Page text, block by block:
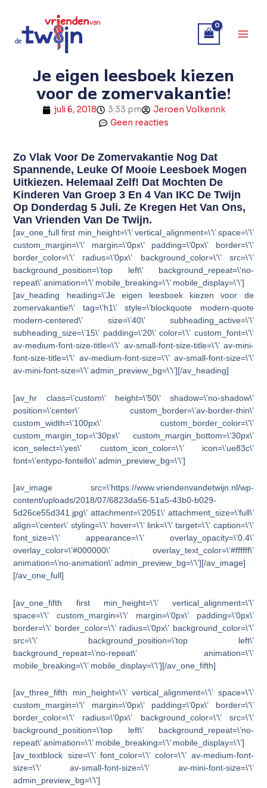
inhoud
Je eigen leesboek kiezen
voor de zomervakantie!
juli 6, 2018 3:33 pm
Jeroen Volkerink
Geen reacties
Zo Vlak Voor De Zomervakantie Nog Dat
Spannende, Leuke Of Mooie Leesboek Mogen
Uitkiezen. Helemaal Zelf! Dat Mochten De
Kinderen Van Groep 3 En 4 Van IKC De Twijn
Op Donderdag 5 Juli. Ze Kregen Het Van Ons,
Van Vrienden Van De Twijn.
[av_one_full first min_height=\’\’ vertical_alignment=\’\’ space=\’\’
custom_margin=\’\’ margin=\’0px\’ padding=\’0px\’ border=\’\’
border_color=\’\’ radius=\’0px\’ background_color=\’\’ src=\’\’
background_position=\’top left\’ background_repeat=\’no-
repeat\’ animation=\’\’ mobile_breaking=\’\’ mobile_display=\’\’]
[av_heading heading=\’Je eigen leesboek kiezen voor de
zomervakantie!\’ tag=\’h1\’ style=\’blockquote modern-quote
modern-centered\’ size=\’40\’ subheading_active=\’\’
subheading_size=\’15\’ padding=\’20\’ color=\’\’ custom_font=\’\’
av-medium-font-size-title=\’\’ av-small-font-size-title=\’\’ av-mini-
font-size-title=\’\’ av-medium-font-size=\’\’ av-small-font-size=\’\’
av-mini-font-size=\’\’ admin_preview_bg=\’\’][/av_heading]
[av_hr class=\’custom\’ height=\’50\’ shadow=\’no-shadow\’
position=\’center\’ custom_border=\’av-border-thin\’
custom_width=\’100px\’ custom_border_color=\’\’
custom_margin_top=\’30px\’ custom_margin_bottom=\’30px\’
icon_select=\’yes\’ custom_icon_color=\’\’ icon=\’ue83c\’
font=\’entypo-fontello\’ admin_preview_bg=\’\’]
[av_image src=\’https://www.vriendenvandetwijn.nl/wp-
content/uploads/2018/07/6823da56-51a5-43b0-b029-
5d26ce55d341.jpg\’ attachment=\’2051\’ attachment_size=\’full\’
align=\’center\’ styling=\’\’ hover=\’\’ link=\’\’ target=\’\’ caption=\’\’
font_size=\’\’ appearance=\’\’ overlay_opacity=\’0.4\’
overlay_color=\’#000000\’ overlay_text_color=\’#ffffff\’
animation=\’no-animation\’ admin_preview_bg=\’\’][/av_image]
[/av_one_full]
[av_one_fifth first min_height=\’\’ vertical_alignment=\’\’
space=\’\’ custom_margin=\’\’ margin=\’0px\’ padding=\’0px\’
border=\’\’ border_color=\’\’ radius=\’0px\’ background_color=\’\’
src=\’\’ background_position=\’top left\’
background_repeat=\’no-repeat\’ animation=\’\’
mobile_breaking=\’\’ mobile_display=\’\’][/av_one_fifth]
[av_three_fifth min_height=\’\’ vertical_alignment=\’\’ space=\’\’
custom_margin=\’\’ margin=\’0px\’ padding=\’0px\’ border=\’\’
border_color=\’\’ radius=\’0px\’ background_color=\’\’ src=\’\’
background_position=\’top left\’ background_repeat=\’no-
repeat\’ animation=\’\’ mobile_breaking=\’\’ mobile_display=\’\’]
[av_textblock size=\’\’ font_color=\’\’ color=\’\’ av-medium-font-
size=\’\’ av-small-font-size=\’\’ av-mini-font-size=\’\’
admin_preview_bg=\’\’]